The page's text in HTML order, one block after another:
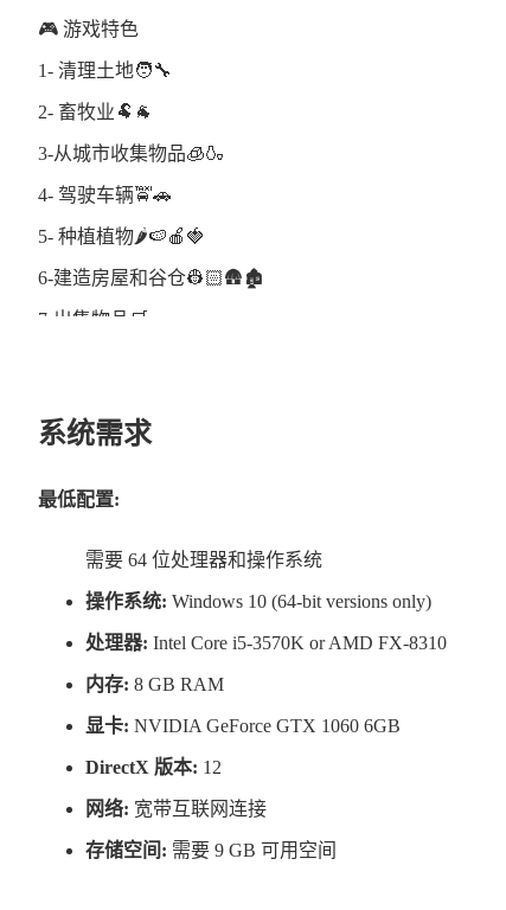
🎮​ 游戏特色
1- 清理土地​🧑‍🔧​
2- 畜牧业🐏​🐐​
3-从城市收集物品🧊​🍶​
4- 驾驶车辆🚖​🚗​
5- 种植植物🌶️​🍉​🍎​🍓​
6-建造房屋和谷仓👷🏻​🛖​🏚️​
7-出售物品🛒​
10-银行系统💰​
➖​➖​➖​➖​➖​➖​➖​➖​➖​➖​➖​➖​➖​➖​➖​➖​➖​➖​➖​➖​➖​➖​➖​
1-汽车愿望🚚​🏍️​
2- 员工🧑‍🌾​🕵️​👩‍🌾​👷​
3- 房地产业务🏩​🏠​
4- 车辆服务🚜​🚛​🛻​
5- 开采和销售石油
和更多......
➖​➖​➖​➖​➖​➖​➖​➖​➖​➖​➖​➖​➖​➖​➖​➖​➖​➖​➖​➖​➖​➖​➖​
系统需求
最低配置:
需要 64 位处理器和操作系统
操作系统: Windows 10 (64-bit versions only)
处理器: Intel Core i5-3570K or AMD FX-8310
内存: 8 GB RAM
显卡: NVIDIA GeForce GTX 1060 6GB
DirectX 版本: 12
网络: 宽带互联网连接
存储空间: 需要 9 GB 可用空间